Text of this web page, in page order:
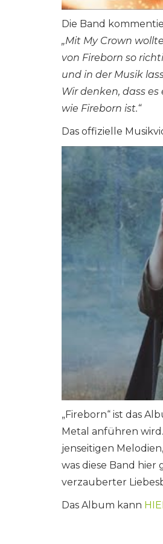
Die Band
„Mit My Crown
von Fireborn so
und in der Musik
Wir denken, dass
wie Fireborn ist.“
Das offizielle
„Fireborn“ ist das
Metal anführen
jenseitigen
was diese Band hier
verzauberter
Das Album kann